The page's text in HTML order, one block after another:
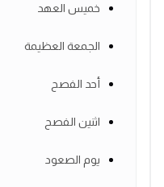
خميس العهد
الجمعة العظيمة
أحد الفصح
اثنين الفصح
يوم الصعود